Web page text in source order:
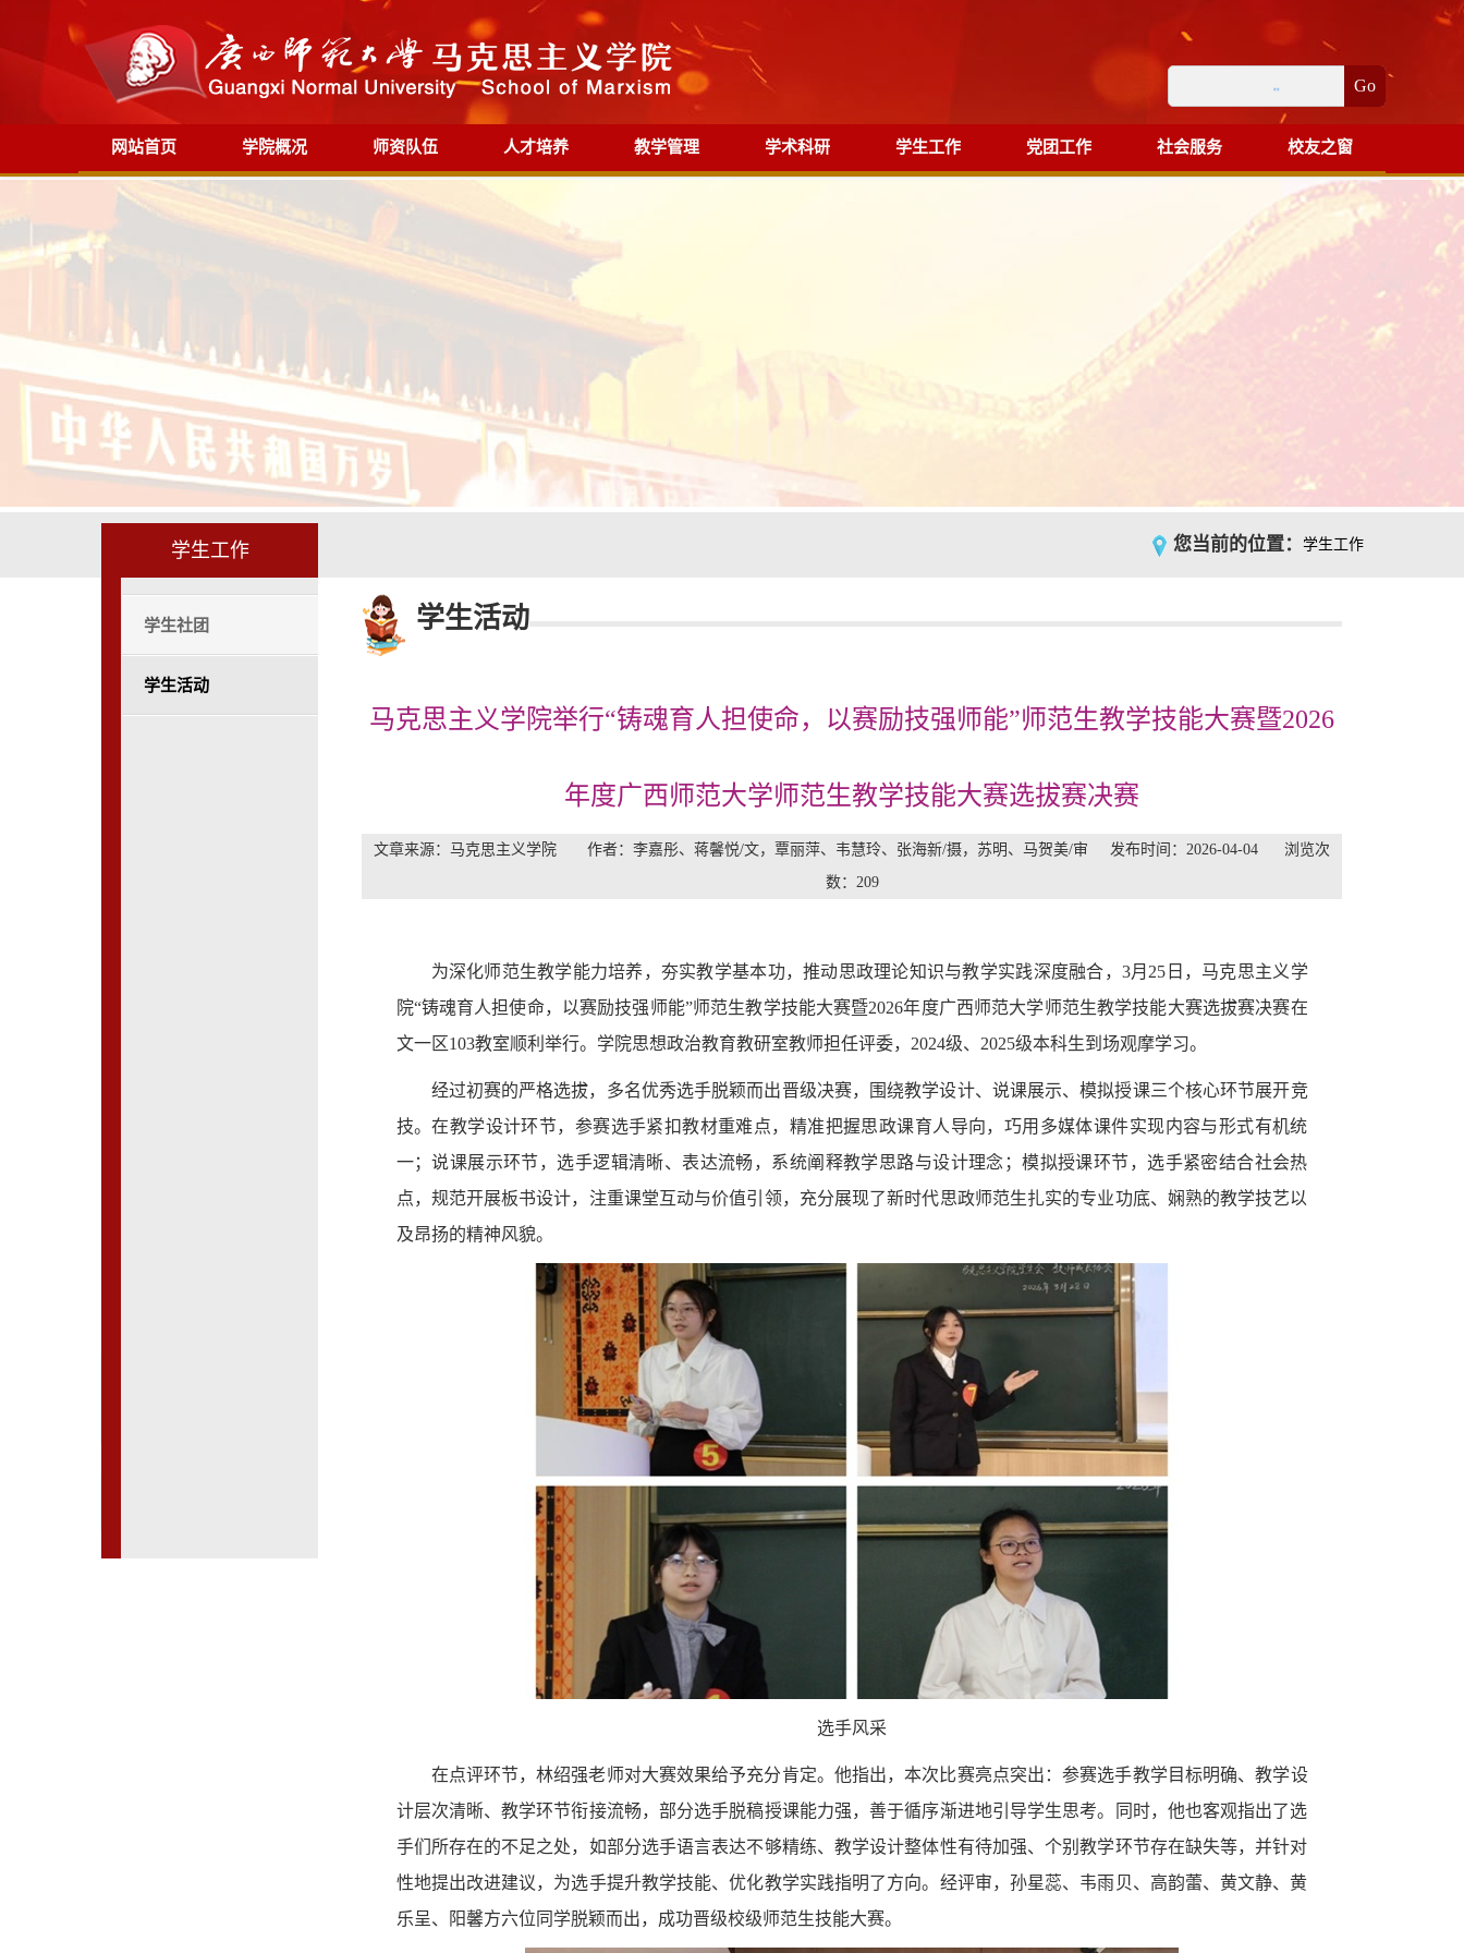
Go
网站首页 学院概况 师资队伍 人才培养 教学管理 学术科研 学生工作 党团工作 社会服务 校友之窗
学生工作 您当前的位置： 学生工作
学生社团
学生活动
学生活动
马克思主义学院举行“铸魂育人担使命，以赛励技强师能”师范生教学技能大赛暨2026
年度广西师范大学师范生教学技能大赛选拔赛决赛
文章来源：马克思主义学院 作者：李嘉彤、蒋馨悦/文，覃丽萍、韦慧玲、张海新/摄，苏明、马贺美/审 发布时间：2026-04-04 浏览次
数： 209
为深化师范生教学能力培养，夯实教学基本功，推动思政理论知识与教学实践深度融合，3月25日，马克思主义学
院“铸魂育人担使命，以赛励技强师能”师范生教学技能大赛暨2026年度广西师范大学师范生教学技能大赛选拔赛决赛在
文一区103教室顺利举行。学院思想政治教育教研室教师担任评委，2024级、2025级本科生到场观摩学习。
经过初赛的严格选拔，多名优秀选手脱颖而出晋级决赛，围绕教学设计、说课展示、模拟授课三个核心环节展开竞
技。在教学设计环节，参赛选手紧扣教材重难点，精准把握思政课育人导向，巧用多媒体课件实现内容与形式有机统
一；说课展示环节，选手逻辑清晰、表达流畅，系统阐释教学思路与设计理念；模拟授课环节，选手紧密结合社会热
点，规范开展板书设计，注重课堂互动与价值引领，充分展现了新时代思政师范生扎实的专业功底、娴熟的教学技艺以
及昂扬的精神风貌。
选手风采
在点评环节，林绍强老师对大赛效果给予充分肯定。他指出，本次比赛亮点突出：参赛选手教学目标明确、教学设
计层次清晰、教学环节衔接流畅，部分选手脱稿授课能力强，善于循序渐进地引导学生思考。同时，他也客观指出了选
手们所存在的不足之处，如部分选手语言表达不够精练、教学设计整体性有待加强、个别教学环节存在缺失等，并针对
性地提出改进建议，为选手提升教学技能、优化教学实践指明了方向。经评审，孙星蕊、韦雨贝、高韵蕾、黄文静、黄
乐呈、阳馨方六位同学脱颖而出，成功晋级校级师范生技能大赛。